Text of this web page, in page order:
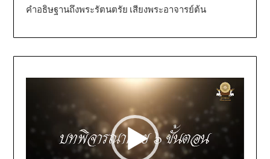
คำอธิษฐานถึงพระรัตนตรัย เสียงพระอาจารย์ต้น